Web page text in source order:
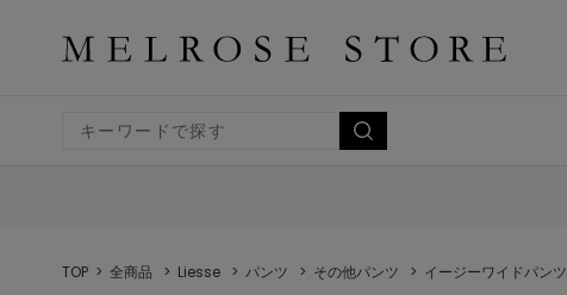
TOP 全商品 Liesse パンツ その他パンツ イージーワイドパンツ